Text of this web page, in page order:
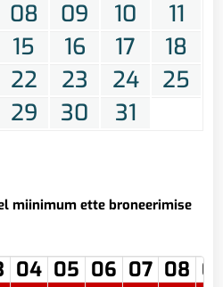
08 09 10
11
15 16 17
18
22 23 24
25
29 30 31
miinimum ette broneerimise
04 05 06 07 08